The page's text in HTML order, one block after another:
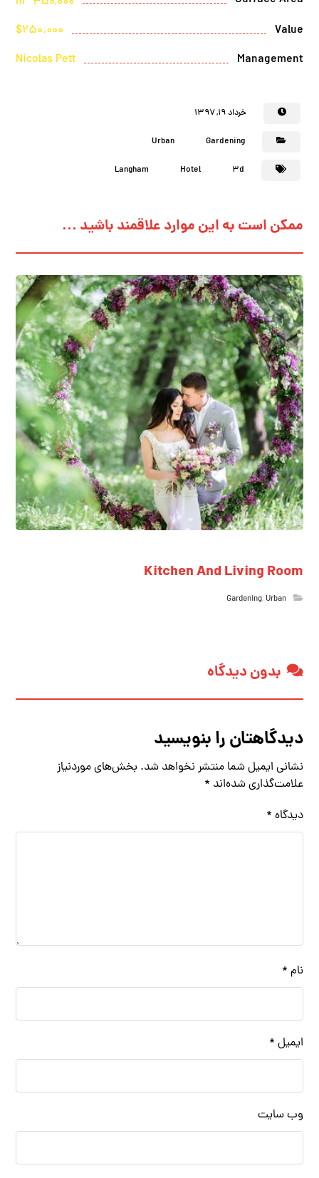
Value
$250.000
Management
Nicolas Pett
خرداد ۱۹, ۱۳۹۷
Gardening
Urban
3d
Hotel
Langham
ممکن است به این موارد علاقمند باشید ...
Kitchen And Living Room
Gardening,Urban
بدون دیدگاه
دیدگاهتان را بنویسید
نشانی ایمیل شما منتشر نخواهد شد. بخش‌های موردنیاز
علامت‌گذاری شده‌اند *
دیدگاه *
نام *
ایمیل *
وب‌ سایت